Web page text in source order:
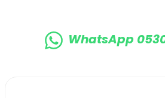
WhatsApp